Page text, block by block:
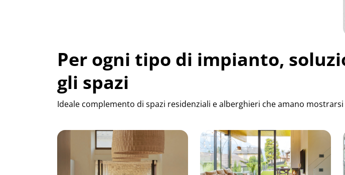
Per ogni tipo di impianto,
gli spazi
​​​​​​Ideale complemento di spazi residenziali e alberghieri che amano